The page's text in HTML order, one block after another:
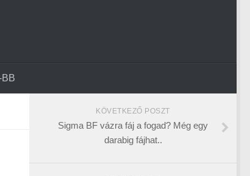
BB
KÖVETKEZŐ POSZT
Sigma BF vázra fáj a fogad? Még egy
darabig fájhat..